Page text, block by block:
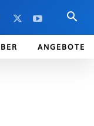
ANGEBOTE